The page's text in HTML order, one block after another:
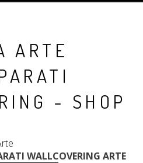
ARTE
- SHOP
WALLCOVERING ARTE